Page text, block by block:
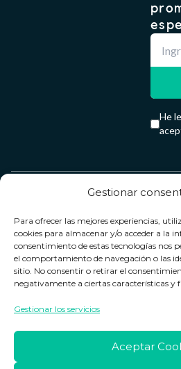
Gestionar
Para ofrecer las mejores experiencias,
cookies para almacenar y/o acceder a la
consentimiento de estas tecnologías nos
el comportamiento de navegación o las
sitio. No consentir o retirar el
negativamente a ciertas características y
Gestionar los servicios
Aceptar
He
Contacto
Contacto
Política de
devoluciones
Horario de
Lun. a Vie.:
18:00h
Términos y
condiciones
Política de
privacidad
cookies